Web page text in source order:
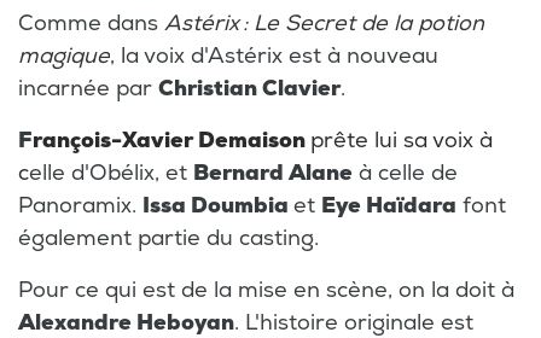
Comme dans Astérix : Le Secret de la potion
magique, la voix d'Astérix est à nouveau
incarnée par Christian Clavier.
François-Xavier Demaison prête lui sa voix à
celle d'Obélix, et Bernard Alane à celle de
Panoramix. Issa Doumbia et Eye Haïdara font
également partie du casting.
Pour ce qui est de la mise en scène, on la doit à
Alexandre Heboyan. L'histoire originale est